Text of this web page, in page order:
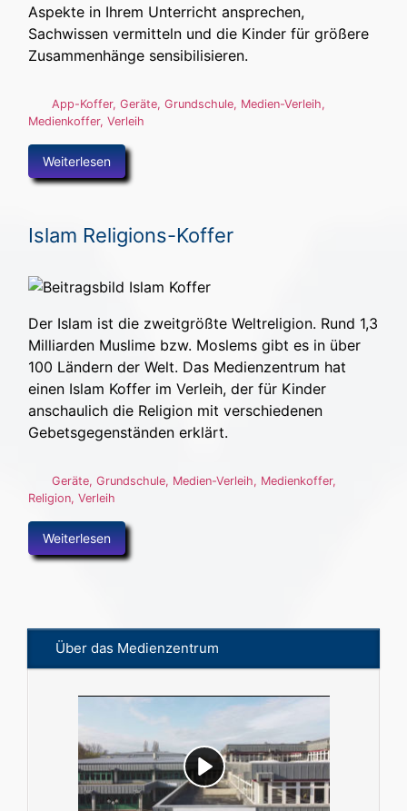
Aspekte in Ihrem Unterricht ansprechen,
Sachwissen vermitteln und die Kinder für größere
Zusammenhänge sensibilisieren.
App-Koffer, Geräte, Grundschule, Medien-Verleih,
Medienkoffer, Verleih
Weiterlesen
Islam Religions-Koffer
Der Islam ist die zweitgrößte Weltreligion. Rund 1,3
Milliarden Muslime bzw. Moslems gibt es in über
100 Ländern der Welt. Das Medienzentrum hat
einen Islam Koffer im Verleih, der für Kinder
anschaulich die Religion mit verschiedenen
Gebetsgegenständen erklärt.
Geräte, Grundschule, Medien-Verleih, Medienkoffer,
Religion, Verleih
Weiterlesen
Über das Medienzentrum